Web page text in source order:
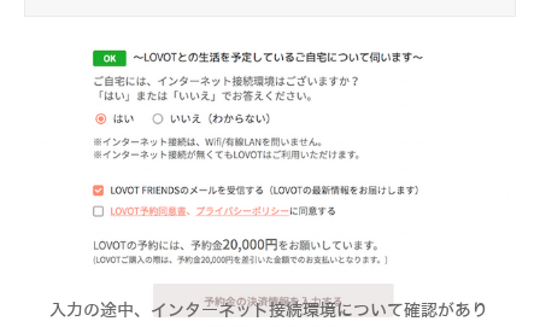
入力の途中、インターネット接続環境について確認があり